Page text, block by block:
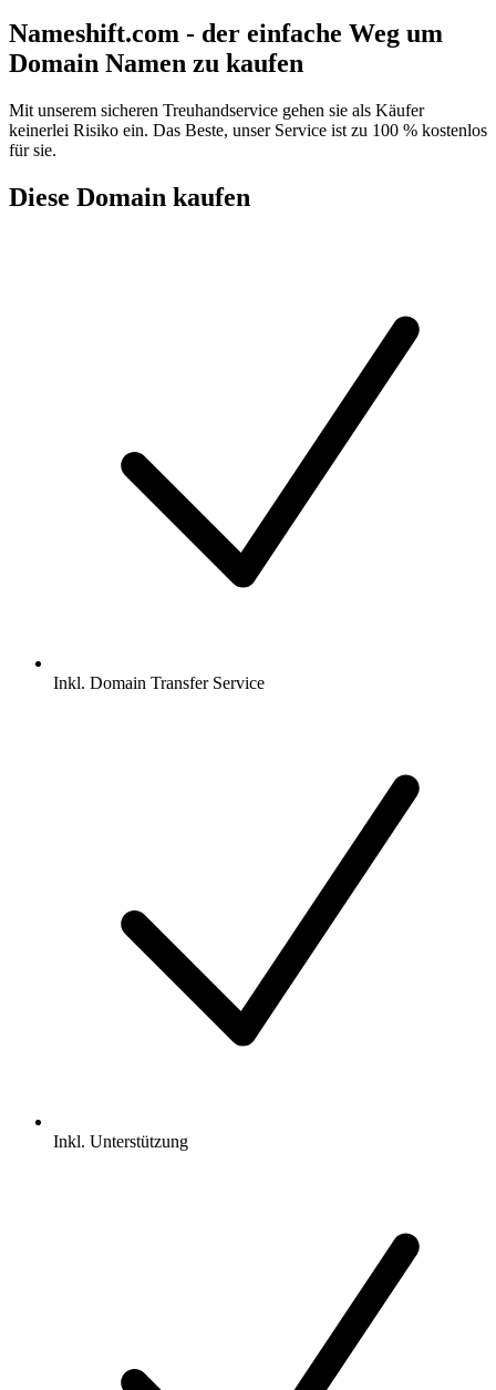
Nameshift.com - der einfache Weg um
Domain Namen zu kaufen
Mit unserem sicheren Treuhandservice gehen sie als Käufer
keinerlei Risiko ein. Das Beste, unser Service ist zu 100 % kostenlos
für sie.
Diese Domain kaufen
Inkl. Domain Transfer Service
Inkl. Unterstützung